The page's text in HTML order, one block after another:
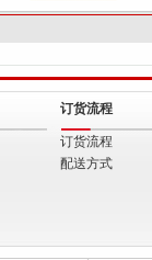
订货流程
订货流程
配送方式